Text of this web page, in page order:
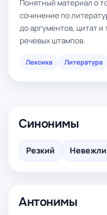
Понятный материал о
сочинение по
до аргументов, цитат и
речевых штампов.
Лексика Литература
Синонимы
Резкий
Антонимы